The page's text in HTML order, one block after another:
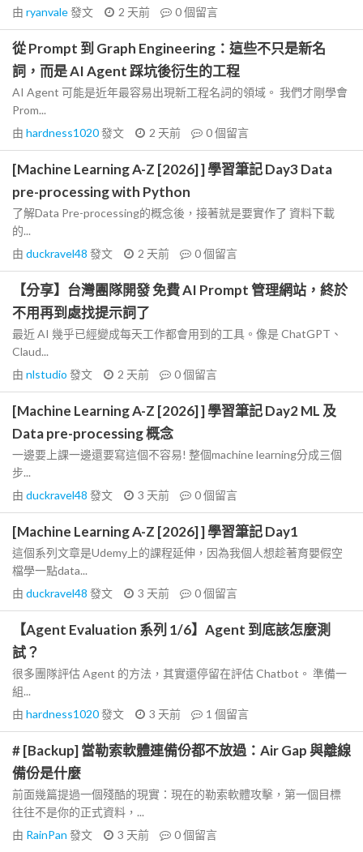
由 ryanvale發文 2 天前 0個留言
從 Prompt 到 Graph Engineering：這些不只是新名
詞，而是 AI Agent 踩坑後衍生的工程
AI Agent 可能是近年最容易出現新工程名詞的領域。 我們才剛學會
Prom...
由 hardness1020發文 2 天前 0個留言
[Machine Learning A-Z [2026] ] 學習筆記 Day3 Data
pre-processing with Python
了解Data Pre-processing的概念後，接著就是要實作了 資料下載
的...
由 duckravel48 發文 2 天前 0個留言
【分享】台灣團隊開發 免費 AI Prompt 管理網站，終於
不用再到處找提示詞了
最近 AI 幾乎已經變成每天工作都會用到的工具。像是 ChatGPT、
Claud...
由 nlstudio 發文 2 天前 0個留言
[Machine Learning A-Z [2026] ] 學習筆記 Day2 ML 及
Data pre-processing 概念
一邊要上課一邊還要寫這個不容易! 整個machine learning分成三個
步...
由 duckravel48 發文 3 天前 0個留言
[Machine Learning A-Z [2026] ] 學習筆記 Day1
這個系列文章是Udemy上的課程延伸，因為我個人想趁著育嬰假空
檔學一點data...
由 duckravel48 發文 3 天前 0個留言
【Agent Evaluation 系列 1/6】Agent 到底該怎麼測
試？
很多團隊評估 Agent 的方法，其實還停留在評估 Chatbot。 準備一
組...
由 hardness1020發文 3 天前 1 個留言
# [Backup] 當勒索軟體連備份都不放過：Air Gap 與離線
備份是什麼
前面幾篇提過一個殘酷的現實：現在的勒索軟體攻擊，第一個目標
往往不是你的正式資料，...
由 RainPan 發文 3 天前 0個留言